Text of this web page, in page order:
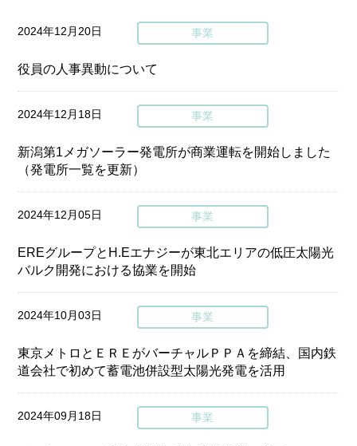
2024年12月20日 事業
役員の人事異動について
2024年12月18日 事業
新潟第1メガソーラー発電所が商業運転を開始しました
（発電所一覧を更新）
2024年12月05日 事業
EREグループとH.Eエナジーが東北エリアの低圧太陽光
バルク開発における協業を開始
2024年10月03日 事業
東京メトロとＥＲＥがバーチャルＰＰＡを締結、国内鉄
道会社で初めて蓄電池併設型太陽光発電を活用
2024年09月18日 事業